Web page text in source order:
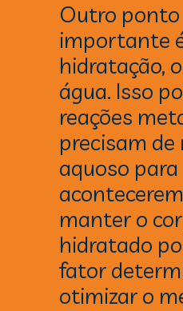
Outro
importante
hidratação,
água. Isso
reações
precisam de
aquoso para
manter o
hidratado
fator
otimizar o